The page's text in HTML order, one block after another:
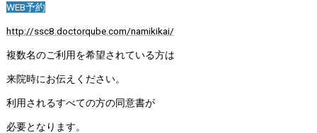
WEB予約
http://ssc8.doctorqube.com/namikikai/
複数名のご利用を希望されている方は
来院時にお伝えください。
利用されるすべての方の同意書が
必要となります。